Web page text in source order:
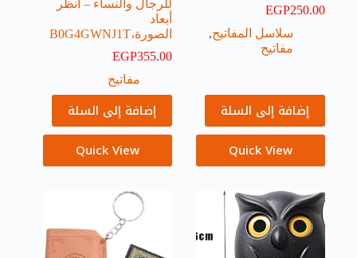
EGP250.00
سلاسل المفاتيح,
مفاتيح
إضافة إلى السلة
Quick View
للرجال والنساء – انظر
أبعاد
الصورة،B0G4GWNJ1T
EGP355.00
مفاتيح
إضافة إلى السلة
Quick View